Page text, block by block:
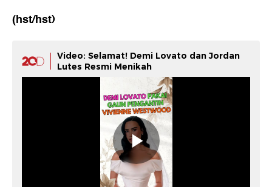
(hst/hst)
Video: Selamat! Demi Lovato dan Jordan
Lutes Resmi Menikah